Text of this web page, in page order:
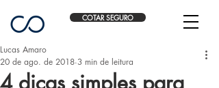
COTAR SEGURO
4 dicas simples para
Lucas Amaro
20 de ago. de 2018 3 min de leitura